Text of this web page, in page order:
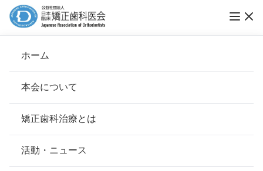
ホーム
本会について
会長挨拶
基本理念
矯正歯科治療とは
安心して治療を受けていただくための「6つの指針」
活動・ニュース
第45回 日本臨床矯正歯科医会大会・岡山大会
開催のご案内
ホーム 大会・例会